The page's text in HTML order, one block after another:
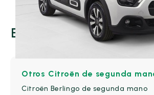
Combustible
(15)
Gasolina
(0)
Híbrido (Diésel)
Explora todo el
Otros Citroën de segunda
Citroën Berlingo de segunda mano